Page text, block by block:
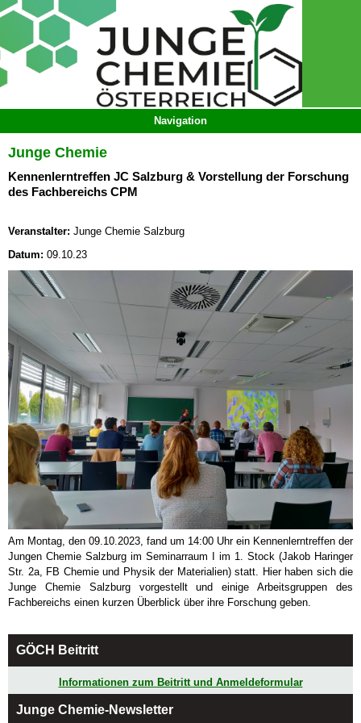
Junge Chemie
Kennenlerntreffen JC Salzburg & Vorstellung der Forschung
des Fachbereichs CPM
Veranstalter: Junge Chemie Salzburg
Datum: 09.10.23
Am Montag, den 09.10.2023, fand um 14:00 Uhr ein Kennenlerntreffen der
Jungen Chemie Salzburg im Seminarraum I im 1. Stock (Jakob Haringer
Str. 2a, FB Chemie und Physik der Materialien) statt. Hier haben sich die
Junge Chemie Salzburg vorgestellt und einige Arbeitsgruppen des
Fachbereichs einen kurzen Überblick über ihre Forschung geben.
GÖCH Beitritt
Informationen zum Beitritt und Anmeldeformular
Junge Chemie-Newsletter